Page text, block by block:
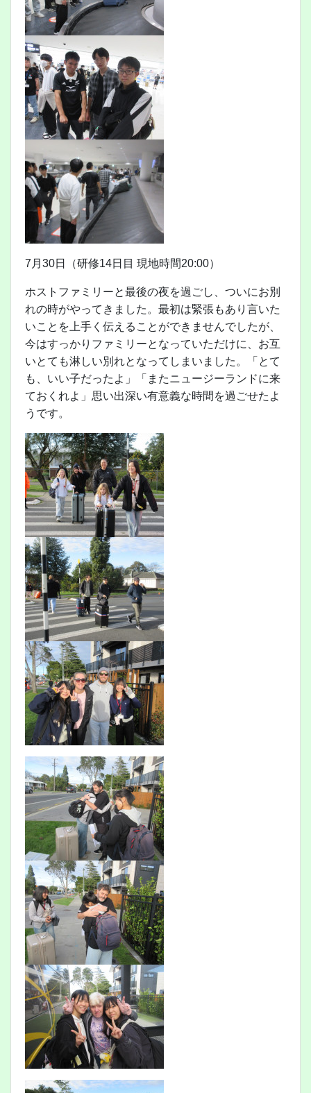
7月30日（研修14日目 現地時間20:00）
ホストファミリーと最後の夜を過ごし、ついにお別
れの時がやってきました。最初は緊張もあり言いた
いことを上手く伝えることができませんでしたが、
今はすっかりファミリーとなっていただけに、お互
いとても淋しい別れとなってしまいました。「とて
も、いい子だったよ」「またニュージーランドに来
ておくれよ」思い出深い有意義な時間を過ごせたよ
うです。